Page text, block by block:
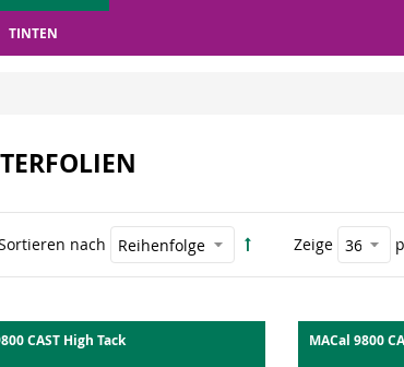
TINTEN
nach Zeige
CAST High Tack MACal 9800